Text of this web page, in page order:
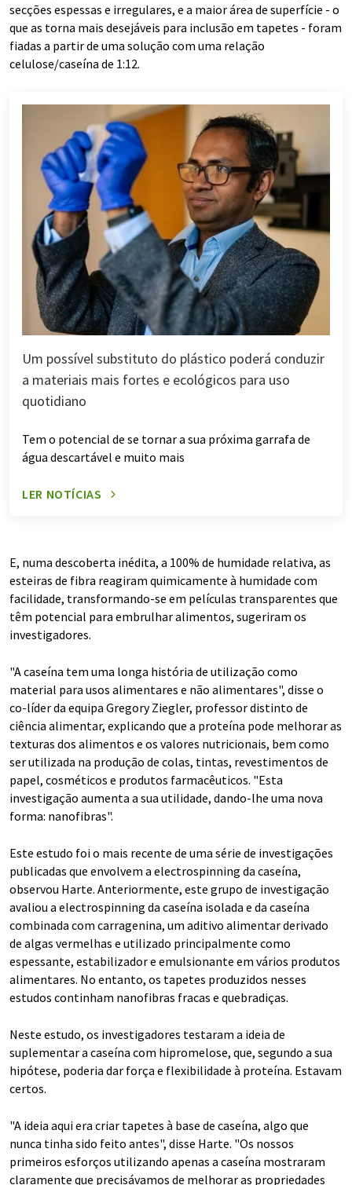
secções espessas e irregulares, e a maior área de superfície - o
que as torna mais desejáveis para inclusão em tapetes - foram
fiadas a partir de uma solução com uma relação
celulose/caseína de 1:12.
Um possível substituto do plástico poderá conduzir
a materiais mais fortes e ecológicos para uso
quotidiano
Tem o potencial de se tornar a sua próxima garrafa de
água descartável e muito mais
LER NOTÍCIAS
E, numa descoberta inédita, a 100% de humidade relativa, as
esteiras de fibra reagiram quimicamente à humidade com
facilidade, transformando-se em películas transparentes que
têm potencial para embrulhar alimentos, sugeriram os
investigadores.
"A caseína tem uma longa história de utilização como
material para usos alimentares e não alimentares", disse o
co-líder da equipa Gregory Ziegler, professor distinto de
ciência alimentar, explicando que a proteína pode melhorar as
texturas dos alimentos e os valores nutricionais, bem como
ser utilizada na produção de colas, tintas, revestimentos de
papel, cosméticos e produtos farmacêuticos. "Esta
investigação aumenta a sua utilidade, dando-lhe uma nova
forma: nanofibras".
Este estudo foi o mais recente de uma série de investigações
publicadas que envolvem a electrospinning da caseína,
observou Harte. Anteriormente, este grupo de investigação
avaliou a electrospinning da caseína isolada e da caseína
combinada com carragenina, um aditivo alimentar derivado
de algas vermelhas e utilizado principalmente como
espessante, estabilizador e emulsionante em vários produtos
alimentares. No entanto, os tapetes produzidos nesses
estudos continham nanofibras fracas e quebradiças.
Neste estudo, os investigadores testaram a ideia de
suplementar a caseína com hipromelose, que, segundo a sua
hipótese, poderia dar força e flexibilidade à proteína. Estavam
certos.
"A ideia aqui era criar tapetes à base de caseína, algo que
nunca tinha sido feito antes", disse Harte. "Os nossos
primeiros esforços utilizando apenas a caseína mostraram
claramente que precisávamos de melhorar as propriedades